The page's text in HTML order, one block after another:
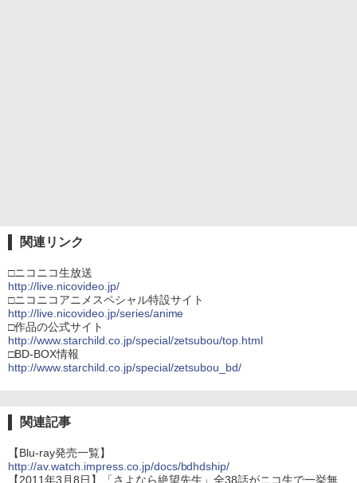
関連リンク
□ニコニコ生放送
http://live.nicovideo.jp/
□ニコニコアニメスペシャル特設サイト
http://live.nicovideo.jp/series/anime
□作品の公式サイト
http://www.starchild.co.jp/special/zetsubou/top.html
□BD-BOX情報
http://www.starchild.co.jp/special/zetsubou_bd/
関連記事
【Blu-ray発売一覧】
http://av.watch.impress.co.jp/docs/bdhdship/
【2011年3月8日】「さよなら絶望先生」全38話がニコ生で一挙無